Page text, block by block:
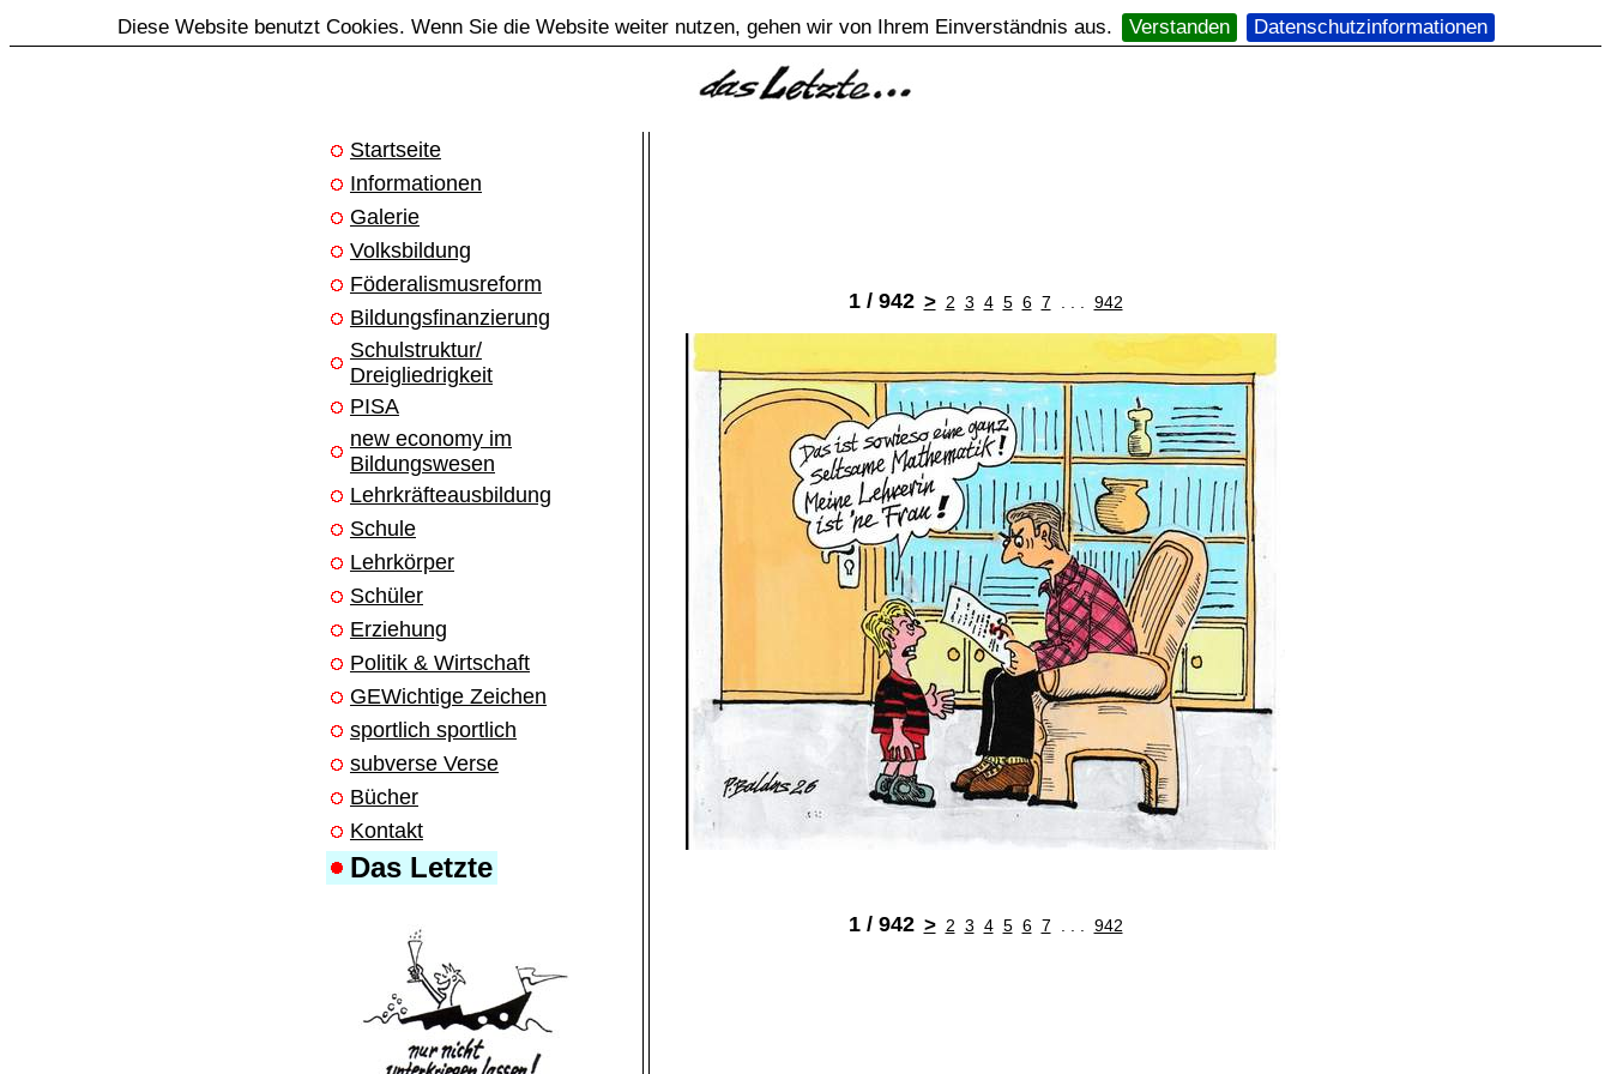
Diese Website benutzt Cookies. Wenn Sie die Website weiter nutzen, gehen wir von Ihrem Einverständnis aus. Verstanden Datenschutzinformationen
Startseite
Informationen
Galerie
Volksbildung
Föderalismusreform
Bildungsfinanzierung
Schulstruktur/
Dreigliedrigkeit
PISA
new economy im
Bildungswesen
Lehrkräfteausbildung
Schule
Lehrkörper
Schüler
Erziehung
Politik & Wirtschaft
GEWichtige Zeichen
sportlich sportlich
subverse Verse
Bücher
Kontakt
Das Letzte
1 / 942 > 2 3 4 5 6 7 942
1 / 942 > 2 3 4 5 6 7 942